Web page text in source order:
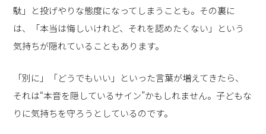
駄」と投げやりな態度になってしまうことも。その裏に
は、「本当は悔しいけれど、それを認めたくない」という
気持ちが隠れていることもあります。
「別に」「どうでもいい」といった言葉が増えてきたら、
それは“本音を隠しているサイン”かもしれません。子どもな
りに気持ちを守ろうとしているのです。